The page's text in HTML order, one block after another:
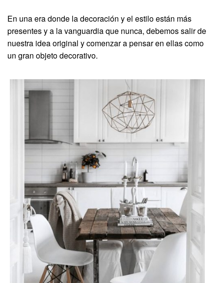
En una era donde la decoración y el estilo están más
presentes y a la vanguardia que nunca, debemos salir de
nuestra idea original y comenzar a pensar en ellas como
un gran objeto decorativo.